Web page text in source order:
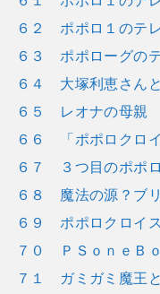
６２ ポポロ１のテ
６３ ポポローグの
６４ 大塚利恵さん
６５ レオナの母親
６６ 「ポポロクロ
６７ ３つ目のポポ
６８ 魔法の源？ブ
６９ ポポロクロイ
７０ ＰＳｏｎｅＢ
７１ ガミガミ魔王